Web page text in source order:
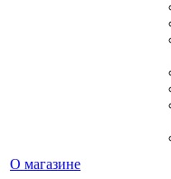
О магазине